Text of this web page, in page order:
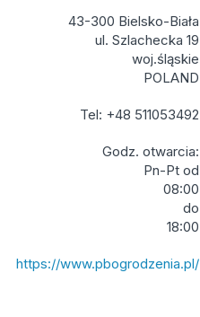
43-300 Bielsko-Biała
ul. Szlachecka 19
woj.śląskie
POLAND
Tel: +48 511053492
Godz. otwarcia:
Pn-Pt od
08:00
do
18:00
https://www.pbogrodzenia.pl/